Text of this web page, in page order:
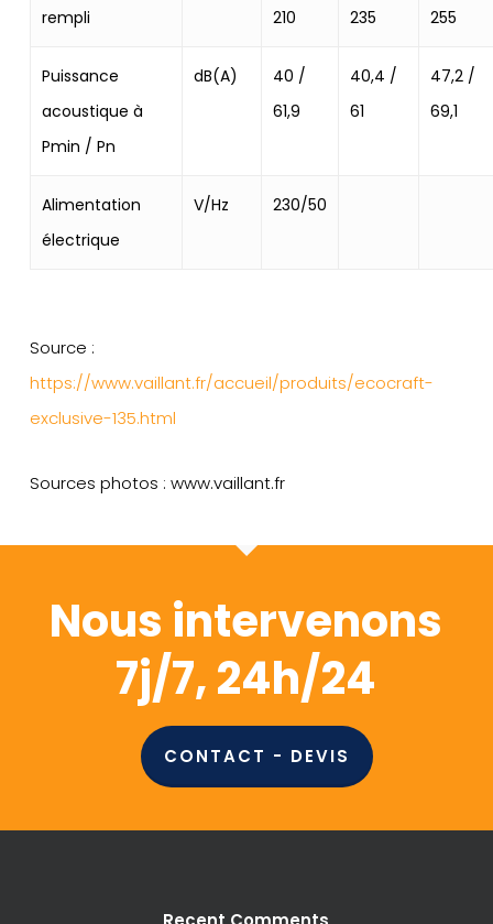
rempli
210
235
255
Puissance
acoustique à
Pmin / Pn
dB(A)
40 /
61,9
40,4 /
61
47,2 /
69,1
Alimentation
électrique
V/Hz 230/50
Source :
https://www.vaillant.fr/accueil/produits/ecocraft-
exclusive-135.html
Sources photos : www.vaillant.fr
Nous intervenons
7j/7, 24h/24
CONTACT - DEVIS